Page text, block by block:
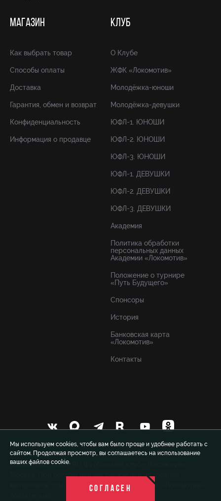
Мы используем cookies, чтобы вам было проще и удобнее работать с
сайтом. Продолжая просмотр, вы соглашаетесь на использование
ваших файлов cookie.
СОГЛАСЕН
МАГАЗИН
Как выбрать товар
Способы оплаты
Доставка
Гарантия, обмен и возврат
Конфиденциальность
Информация о продавце
КЛУБ
О Клубе
ЖФК «Локомотив»
Молодёжка-юноши
Молодёжка-девушки
ЮФЛ-1. ЮНОШИ
ЮФЛ-2. ЮНОШИ
ЮФЛ-3. ЮНОШИ
ЮФЛ-1. ДЕВУШКИ
ЮФЛ-2. ДЕВУШКИ
ЮФЛ-3. ДЕВУШКИ
Академия
Политика обработки
персональных данных
Академии «Локомотив»
Положение о турнире
«Путь Будущего»
Спонсоры
История
Банковская карта
«Локомотив»
Контакты
© 1999-2026 FCLM.RU Футбольный клуб «Локомотив»
Москва. При полном или частичном использовании
материалов ссылка на официальный сайт ФК «Локомотив»